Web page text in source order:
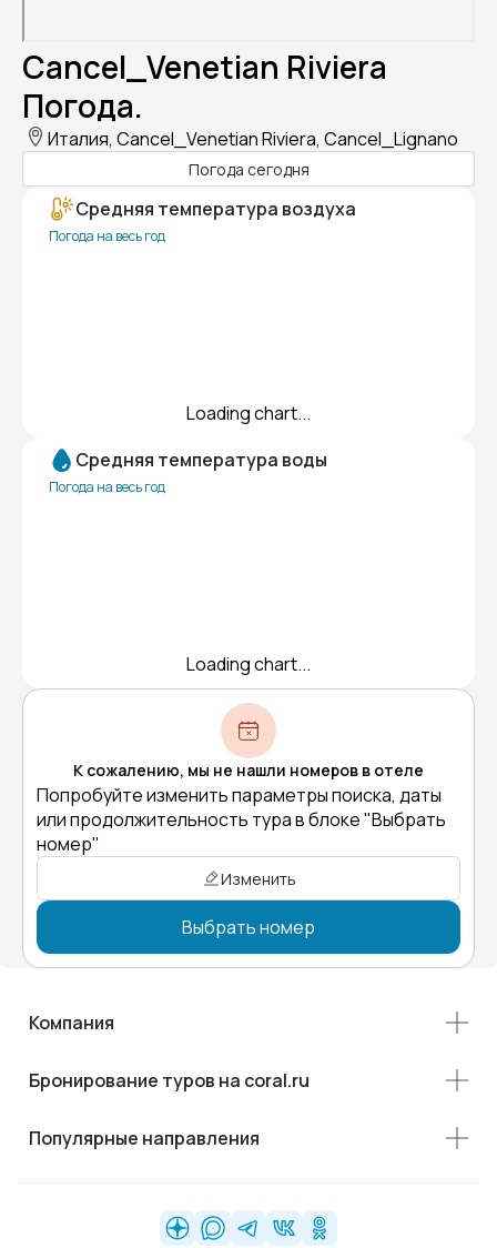
Cancel_Venetian Riviera
Погода.
Италия, Cancel_Venetian Riviera, Cancel_Lignano
Погода сегодня
Средняя температура воздуха
Погода на весь год
Loading chart...
Средняя температура воды
Погода на весь год
Loading chart...
К сожалению, мы не нашли номеров в отеле
Попробуйте изменить параметры поиска, даты
или продолжительность тура в блоке "Выбрать
номер"
Изменить
Выбрать номер
Компания
Бронирование туров на coral.ru
Популярные направления